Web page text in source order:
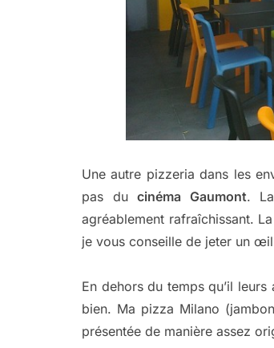
Une autre pizzeria dans les
pas du cinéma Gaumont.
agréablement rafraîchissant.
je vous conseille de jeter un
En dehors du temps qu’il
bien. Ma pizza Milano
présentée de manière assez